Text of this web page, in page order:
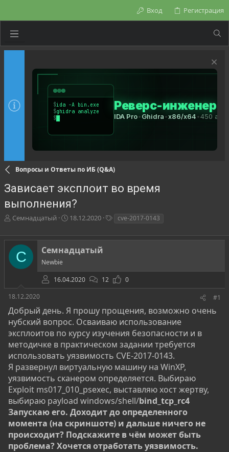
Вход Регистрация
Вопросы и Ответы по ИБ (Q&A)
Зависает эксплоит во время
выполнения?
А
т
о
т
ы
Семнадцатый
Д
т
н
ч
а
л
18.12.2020
г
cve-2017-0143
С Семнадцатый
Newbie
16.04.2020
12
0
18.12.2020
#1
Добрый день. Я прошу прощения, возможно очень
нубский вопрос. Осваиваю использование
эксплоитов по курсу изучения безопасности и в
методичке в практическом задании требуется
использовать уязвимость CVE-2017-0143.
Я развернул виртуальную машину на WinXP,
уязвимость сканером определяется. Выбираю
Exploit ms017_010_psexec, выставляю хост жертву,
выбираю payload windows/shell/bind_tcp_rc4
Запускаю его. Доходит до определенного
момента (на скриншоте) и дальше ничего не
происходит? Подскажите в чём может быть
проблема? Хочется отработать уязвимость.